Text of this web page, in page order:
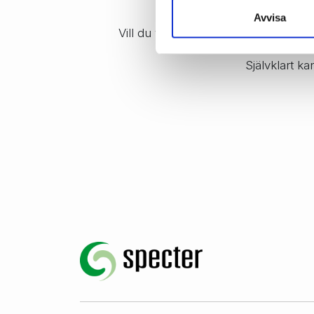
Avvisa
Vill du veta mer om hur Specter
Självklart